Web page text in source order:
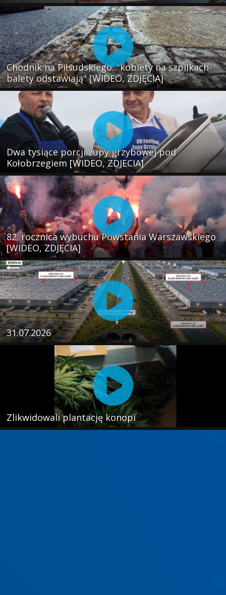
Chodnik na Piłsudskiego: "kobiety na szpilkach
balety odstawiają" [WIDEO, ZDJĘCIA]
Dwa tysiące porcji zupy grzybowej pod
Kołobrzegiem [WIDEO, ZDJECIA]
82. rocznica wybuchu Powstania Warszawskiego
[WIDEO, ZDJĘCIA]
31.07.2026
Zlikwidowali plantację konopi